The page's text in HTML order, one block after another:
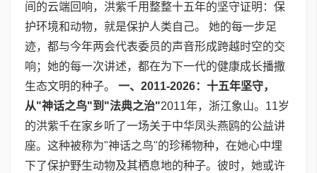
间的云端回响，洪紫千用整整十五年的坚守证明：保
护环境和动物，就是保护人类自己。 她的每一步足
迹，都与今年两会代表委员的声音形成跨越时空的交
响；她的每一次讲述，都在为下一代的健康成长播撒
生态文明的种子。 一、 2011-2026：十五年坚守，
从"神话之鸟"到 "法典之治"2011年，浙江象山。11岁
的洪紫千在家乡听了一场关于中华凤头燕鸥的公益讲
座。这种被称为"神话之鸟"的珍稀物种，在她心中埋
下了保护野生动物及其栖息地的种子。彼时，她或许